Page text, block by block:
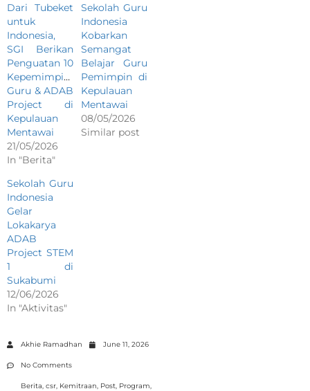
Dari Tubeket
untuk
Indonesia,
SGI Berikan
Penguatan 10
Kepemimpinan
Guru & ADAB
Project di
Kepulauan
Mentawai
21/05/2026
In "Berita"
Sekolah Guru
Indonesia
Kobarkan
Semangat
Belajar Guru
Pemimpin di
Kepulauan
Mentawai
08/05/2026
Similar post
Sekolah Guru
Indonesia
Gelar
Lokakarya
ADAB
Project STEM
1 di
Sukabumi
12/06/2026
In "Aktivitas"
Akhie Ramadhan June 11, 2026
No Comments
Berita, csr, Kemitraan, Post, Program,